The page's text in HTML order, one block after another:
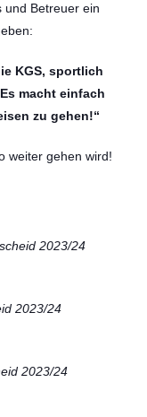
und Betreuer ein
KGS, sportlich
macht einfach
zu gehen!“
weiter gehen wird!
2023/24
2023/24
2023/24